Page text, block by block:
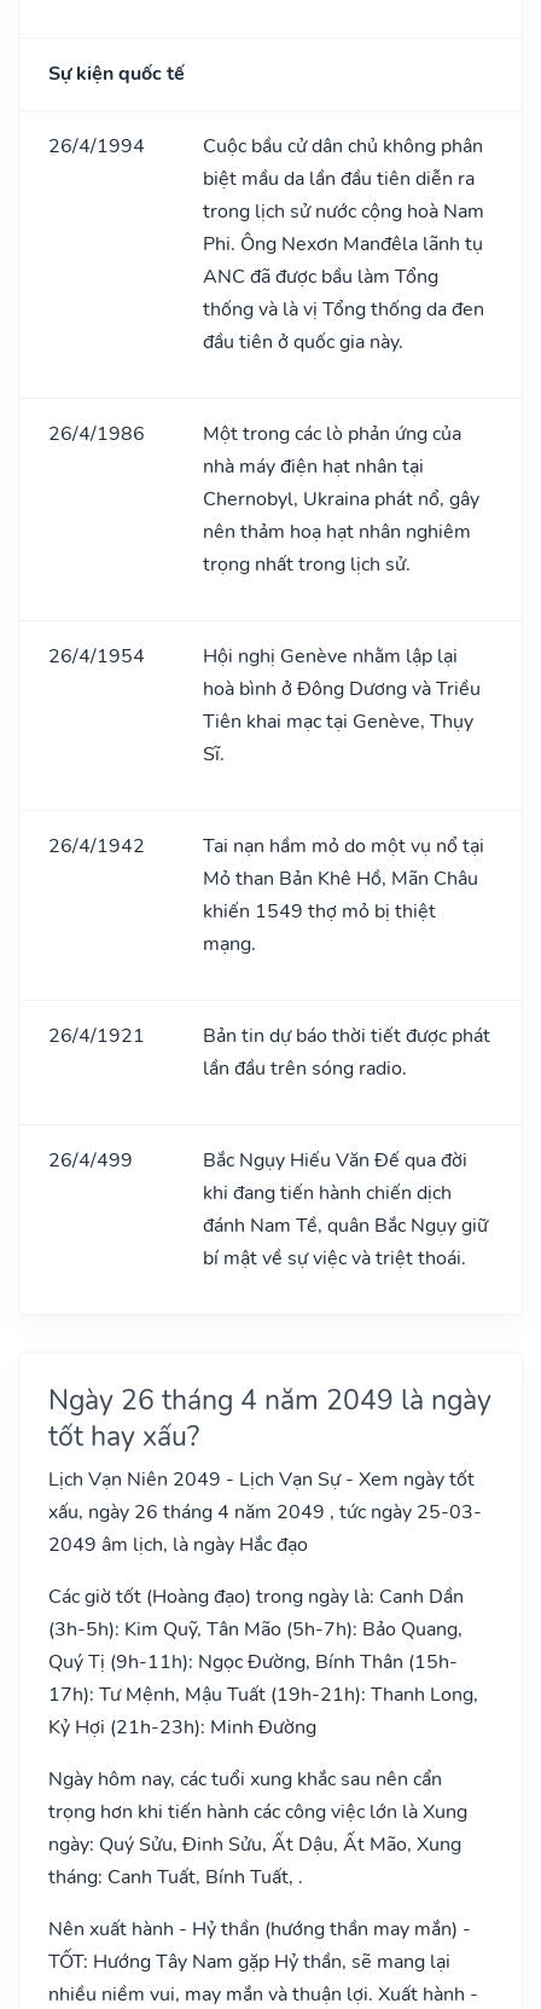
Sự kiện quốc tế
26/4/1994
Cuộc bầu cử dân chủ không phân
biệt mầu da lần đầu tiên diễn ra
trong lịch sử nước cộng hoà Nam
Phi. Ông Nexơn Manđêla lãnh tụ
ANC đã được bầu làm Tổng
thống và là vị Tổng thống da đen
đầu tiên ở quốc gia này.
26/4/1986
Một trong các lò phản ứng của
nhà máy điện hạt nhân tại
Chernobyl, Ukraina phát nổ, gây
nên thảm hoạ hạt nhân nghiêm
trọng nhất trong lịch sử.
26/4/1954
Hội nghị Genève nhằm lập lại
hoà bình ở Đông Dương và Triều
Tiên khai mạc tại Genève, Thụy
Sĩ.
26/4/1942
Tai nạn hầm mỏ do một vụ nổ tại
Mỏ than Bản Khê Hồ, Mãn Châu
khiến 1549 thợ mỏ bị thiệt
mạng.
26/4/1921
Bản tin dự báo thời tiết được phát
lần đầu trên sóng radio.
26/4/499
Bắc Ngụy Hiếu Văn Đế qua đời
khi đang tiến hành chiến dịch
đánh Nam Tề, quân Bắc Ngụy giữ
bí mật về sự việc và triệt thoái.
Ngày 26 tháng 4 năm 2049 là ngày
tốt hay xấu?
Lịch Vạn Niên 2049 - Lịch Vạn Sự - Xem ngày tốt
xấu, ngày 26 tháng 4 năm 2049 , tức ngày 25-03-
2049 âm lịch, là ngày Hắc đạo
Các giờ tốt (Hoàng đạo) trong ngày là: Canh Dần
(3h-5h): Kim Quỹ, Tân Mão (5h-7h): Bảo Quang,
Quý Tị (9h-11h): Ngọc Đường, Bính Thân (15h-
17h): Tư Mệnh, Mậu Tuất (19h-21h): Thanh Long,
Kỷ Hợi (21h-23h): Minh Đường
Ngày hôm nay, các tuổi xung khắc sau nên cẩn
trọng hơn khi tiến hành các công việc lớn là Xung
ngày: Quý Sửu, Đinh Sửu, Ất Dậu, Ất Mão, Xung
tháng: Canh Tuất, Bính Tuất, .
Nên xuất hành - Hỷ thần (hướng thần may mắn) -
TỐT: Hướng Tây Nam gặp Hỷ thần, sẽ mang lại
nhiều niềm vui, may mắn và thuận lợi. Xuất hành -